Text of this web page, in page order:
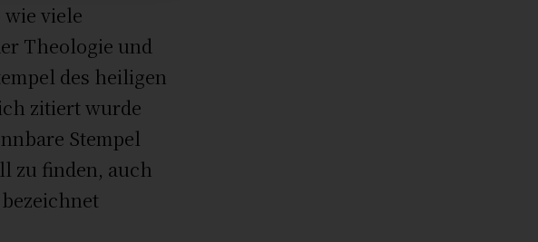
viele
Theologie und
des heiligen
zitiert wurde
Stempel
zu finden, auch